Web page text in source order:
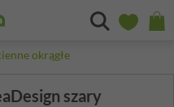
okrągłe
szary